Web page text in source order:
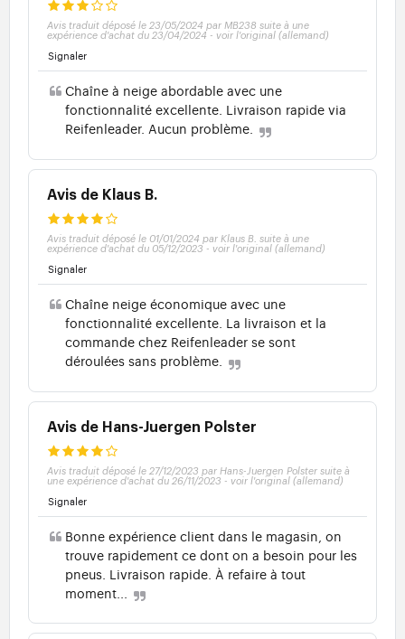
Avis traduit déposé le 23/05/2024 par MB238 suite à une
expérience d'achat du 23/04/2024 - voir l'original (allemand)
Signaler
Chaîne à neige abordable avec une
fonctionnalité excellente. Livraison rapide via
Reifenleader. Aucun problème.
Avis de Klaus B.
Avis traduit déposé le 01/01/2024 par Klaus B. suite à une
expérience d'achat du 05/12/2023 - voir l'original (allemand)
Signaler
Chaîne neige économique avec une
fonctionnalité excellente. La livraison et la
commande chez Reifenleader se sont
déroulées sans problème.
Avis de Hans-Juergen Polster
Avis traduit déposé le 27/12/2023 par Hans-Juergen Polster suite à
une expérience d'achat du 26/11/2023 - voir l'original (allemand)
Signaler
Bonne expérience client dans le magasin, on
trouve rapidement ce dont on a besoin pour les
pneus. Livraison rapide. À refaire à tout
moment...